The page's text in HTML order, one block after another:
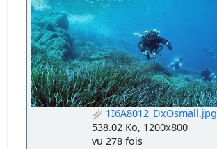
1I6A8012_DxOsmall.jpg
538.02 Ko, 1200x800
vu 278 fois